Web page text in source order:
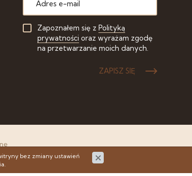
Zapoznałem się z Polityką
prywatności oraz wyrażam zgodę
na przetwarzanie moich danych.
ZAPISZ SIĘ
bez zmiany ustawień